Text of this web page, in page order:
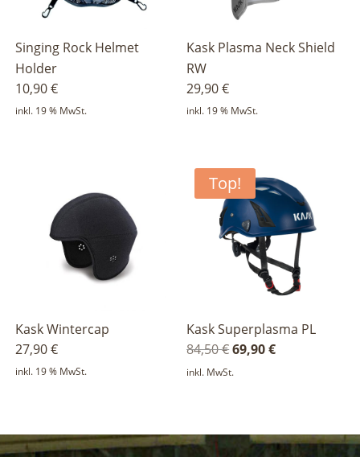
Singing Rock Helmet
Holder
10,90€
inkl. 19 % MwSt.
Kask Plasma Neck Shield
RW
29,90€
inkl. 19 % MwSt.
Kask Wintercap
27,90€
inkl. 19 % MwSt.
Top!
Kask Superplasma PL
84,50€Ursprünglicher
69,90€Aktueller
inkl. MwSt.